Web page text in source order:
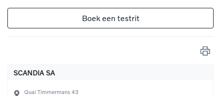
Boek een testrit
SCANDIA SA
Quai Timmermans 43